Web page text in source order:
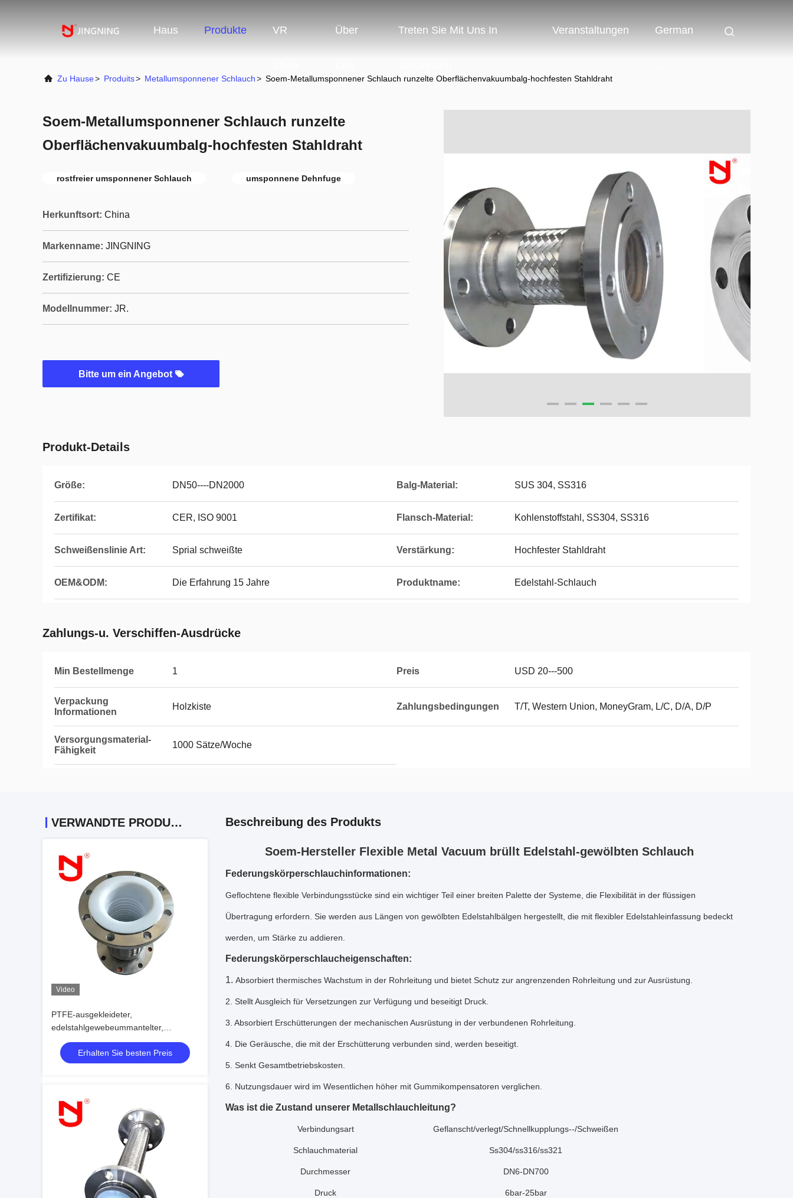
Haus Produkte VR Über Treten Sie Mit Uns In Veranstaltungen German
Zu Hause> Produits> Metallumsponnener Schlauch> Soem-Metallumsponnener Schlauch runzelte Oberflächenvakuumbalg-hochfesten Stahldraht
Soem-Metallumsponnener Schlauch runzelte
Oberflächenvakuumbalg-hochfesten Stahldraht
rostfreier umsponnener Schlauch umsponnene Dehnfuge
Herkunftsort: China
Markenname: JINGNING
Zertifizierung: CE
Modellnummer: JR.
Bitte um ein Angebot
Produkt-Details
Größe: DN50----DN2000 Balg-Material: SUS 304, SS316
Zertifikat: CER, ISO 9001 Flansch-Material: Kohlenstoffstahl, SS304, SS316
Schweißenslinie Art: Sprial schweißte Verstärkung: Hochfester Stahldraht
OEM&ODM: Die Erfahrung 15 Jahre Produktname: Edelstahl-Schlauch
Zahlungs-u. Verschiffen-Ausdrücke
Min Bestellmenge 1 Preis USD 20---500
Verpackung
Informationen
Holzkiste Zahlungsbedingungen T/T, Western Union, MoneyGram, L/C, D/A, D/P
Versorgungsmaterial-
Fähigkeit
1000 Sätze/Woche
VERWANDTE PRODUKTE
Video
PTFE-ausgekleideter,
edelstahlgewebeummantelter,
wellrohrförmiger, flexibler
Verbindungsschlauch
Erhalten Sie besten Preis
Beschreibung des Produkts
Soem-Hersteller Flexible Metal Vacuum brüllt Edelstahl-gewölbten Schlauch
Federungskörperschlauchinformationen:
Geflochtene flexible Verbindungsstücke sind ein wichtiger Teil einer breiten Palette der Systeme, die Flexibilität in der flüssigen
Übertragung erfordern. Sie werden aus Längen von gewölbten Edelstahlbälgen hergestellt, die mit flexibler Edelstahleinfassung bedeckt
werden, um Stärke zu addieren.
Federungskörperschlaucheigenschaften:
1. Absorbiert thermisches Wachstum in der Rohrleitung und bietet Schutz zur angrenzenden Rohrleitung und zur Ausrüstung.
2. Stellt Ausgleich für Versetzungen zur Verfügung und beseitigt Druck.
3. Absorbiert Erschütterungen der mechanischen Ausrüstung in der verbundenen Rohrleitung.
4. Die Geräusche, die mit der Erschütterung verbunden sind, werden beseitigt.
5. Senkt Gesamtbetriebskosten.
6. Nutzungsdauer wird im Wesentlichen höher mit Gummikompensatoren verglichen.
Was ist die Zustand unserer Metallschlauchleitung?
Verbindungsart Geflanscht/verlegt/Schnellkupplungs--/Schweißen
Schlauchmaterial Ss304/ss316/ss321
Durchmesser DN6-DN700
Druck 6bar-25bar